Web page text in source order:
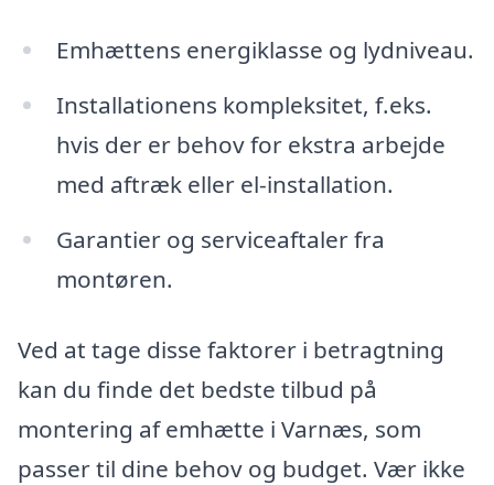
Emhættens energiklasse og lydniveau.
Installationens kompleksitet, f.eks.
hvis der er behov for ekstra arbejde
med aftræk eller el-installation.
Garantier og serviceaftaler fra
montøren.
Ved at tage disse faktorer i betragtning
kan du finde det bedste tilbud på
montering af emhætte i Varnæs, som
passer til dine behov og budget. Vær ikke